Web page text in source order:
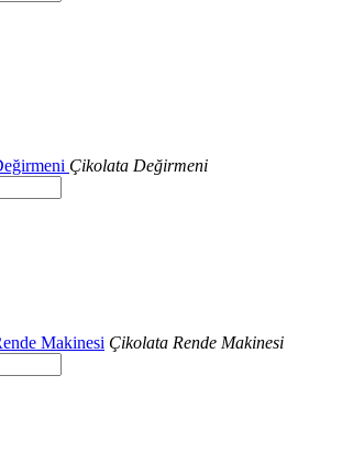
Çikolata Değirmeni
Makinesi Çikolata Rende Makinesi